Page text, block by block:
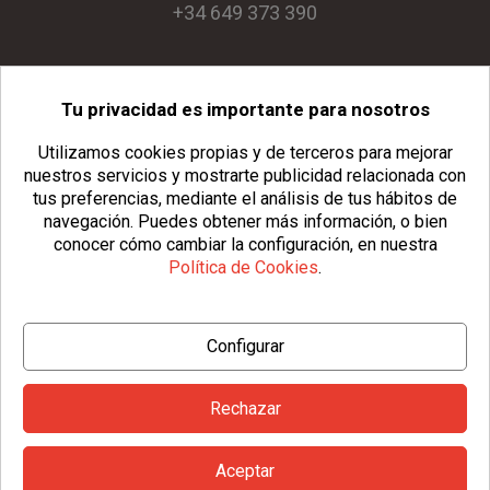
+34 649 373 390
info@usopack.com
© Copyright 2026 Usopack® | Aviso Legal
| Política de Cookies| Configurar Cookies |
Condiciones Generales
Tu privacidad es importante para nosotros
Utilizamos cookies propias y de terceros para mejorar
nuestros servicios y mostrarte publicidad relacionada con
tus preferencias, mediante el análisis de tus hábitos de
navegación. Puedes obtener más información, o bien
conocer cómo cambiar la configuración, en nuestra
Política de Cookies.
Configurar
Rechazar
Aceptar